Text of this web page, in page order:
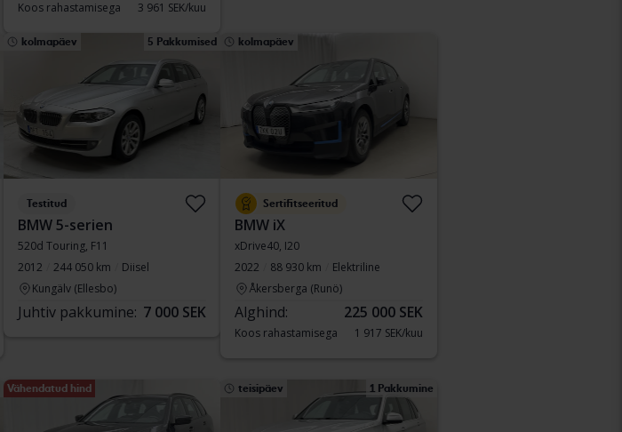
Koos rahastamisega
3 961 SEK/kuu
kolmapäev 5 Pakkumised
Testitud
BMW 5-serien
520d Touring, F11
2012
244 050 km
Diisel
Kungälv (Ellesbo)
Juhtiv pakkumine: 7 000 SEK
kolmapäev
Sertifitseeritud
BMW iX
xDrive40, I20
2022
88 930 km
Elektriline
Åkersberga (Runö)
Alghind: 225 000 SEK
Koos rahastamisega 1 917 SEK/kuu
Vähendatud hind teisipäev 1 Pakkumine